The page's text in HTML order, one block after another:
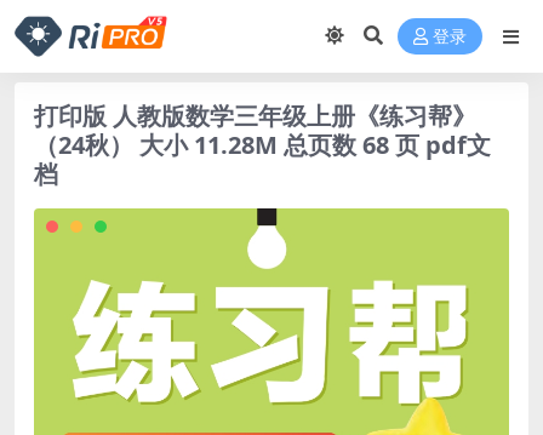
登录
打印版 人教版数学三年级上册《练习帮》
（24秋） 大小 11.28M 总页数 68 页 pdf文
档